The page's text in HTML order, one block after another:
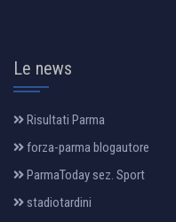
Le news
Risultati Parma
forza-parma blogautore
ParmaToday sez. Sport
stadiotardini